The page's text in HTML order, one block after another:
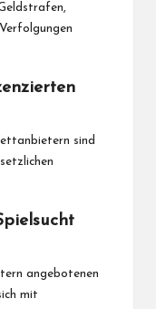
sind
angebotenen
mit